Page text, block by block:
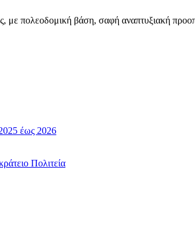
με πολεοδομική βάση, σαφή αναπτυξιακή
2025 έως 2026
Πολιτεία